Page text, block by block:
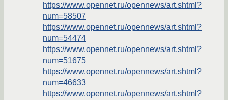
https://www.opennet.ru/opennews/art.shtml?
num=58507
https://www.opennet.ru/opennews/art.shtml?
num=54474
https://www.opennet.ru/opennews/art.shtml?
num=51675
https://www.opennet.ru/opennews/art.shtml?
num=46633
https://www.opennet.ru/opennews/art.shtml?